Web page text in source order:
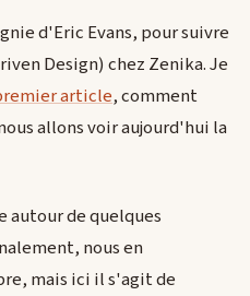
d'Eric Evans, pour suivre
Design) chez Zenika. Je
article, comment
allons voir aujourd'hui la
autour de quelques
nous en
mais ici il s'agit de